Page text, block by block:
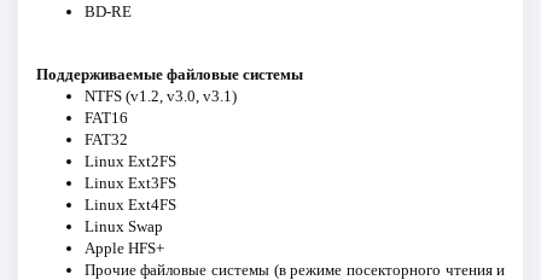
BD-RE
Поддерживаемые файловые системы
NTFS (v1.2, v3.0, v3.1)
FAT16
FAT32
Linux Ext2FS
Linux Ext3FS
Linux Ext4FS
Linux Swap
Apple HFS+
Прочие файловые системы (в режиме посекторного чтения и